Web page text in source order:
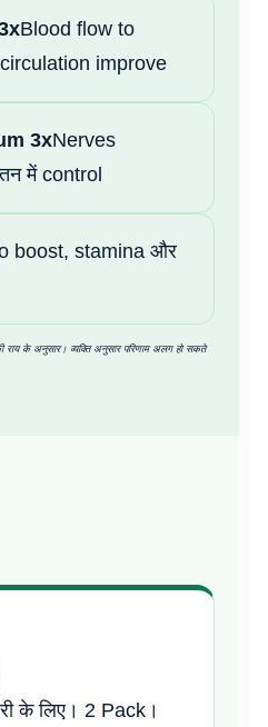
Blood flow to
improve
3xNerves
में control
boost, stamina और
के अनुसार। व्यक्ति अनुसार परिणाम अलग हो सकते
के लिए। 2 Pack।